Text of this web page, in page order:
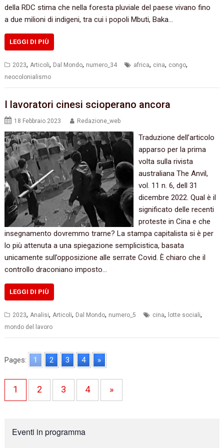
della RDC stima che nella foresta pluviale del paese vivano fino
a due milioni di indigeni, tra cui i popoli Mbuti, Baka…
LEGGI DI PIÙ
2023,Articoli, Dal Mondo, numero_34 africa, cina, congo,
neocolonialismo
I lavoratori cinesi scioperano ancora
18 Febbraio 2023 Redazione_web
Traduzione dell’articolo
apparso per la prima
volta sulla rivista
australiana The Anvil,
vol. 11 n. 6, dell 31
dicembre 2022. Qual è il
significato delle recenti
proteste in Cina e che
insegnamento dovremmo trarne? La stampa capitalista si è per
lo più attenuta a una spiegazione semplicistica, basata
unicamente sull’opposizione alle serrate Covid. È chiaro che il
controllo draconiano imposto…
LEGGI DI PIÙ
2023, Analisi, Articoli, Dal Mondo, numero_5 cina, lotte sociali,
mondo del lavoro
Pages: 1 2 3 4 »
1 2 3 4 »
Eventi in programma